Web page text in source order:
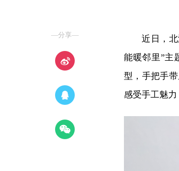
—分享—
近日，
能暖邻里”主
型，手把手
感受手工魅力